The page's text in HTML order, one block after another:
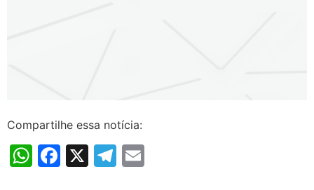
Compartilhe essa notícia:
WhatsApp
Facebook
X Telegram